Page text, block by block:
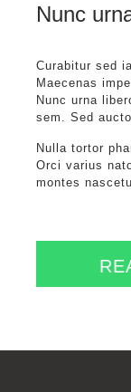
Nunc
Curabitur sed
Maecenas
Nunc urna
sem. Sed
Nulla tortor
Orci varius
montes